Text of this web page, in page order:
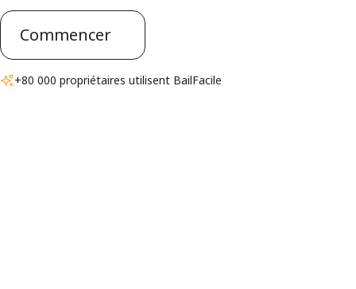
Commencer
+80 000 propriétaires utilisent BailFacile